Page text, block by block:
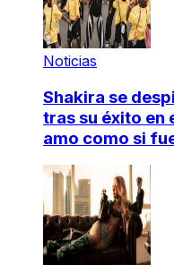
Noticias
Shakira se
tras su éxito en
amo como si